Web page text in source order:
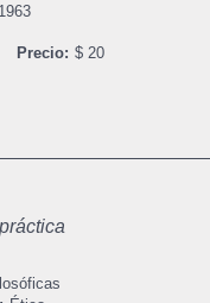
Precio: $ 20